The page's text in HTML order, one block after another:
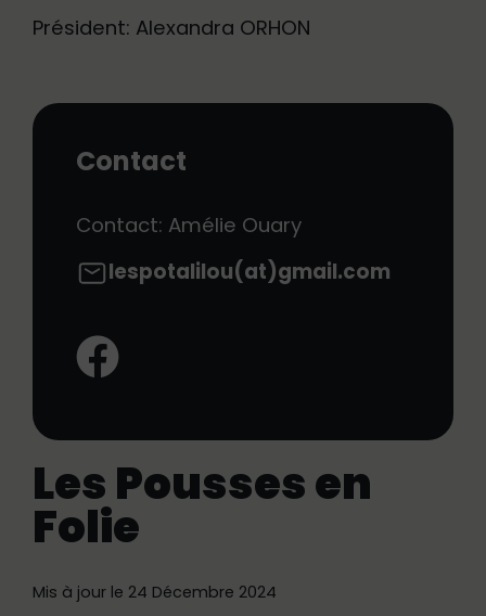
Président: Alexandra ORHON
Contact
Contact: Amélie Ouary
lespotalilou(at)gmail.com
Facebook:
Les Pousses en
Folie
Mis à jour le 24 Décembre 2024